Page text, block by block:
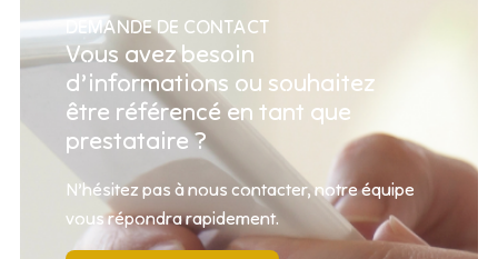
DEMANDE DE CONTACT
Vous avez besoin
d’informations ou souhaitez
être référencé en tant que
prestataire ?
N’hésitez pas à nous contacter, notre équipe
vous répondra rapidement.